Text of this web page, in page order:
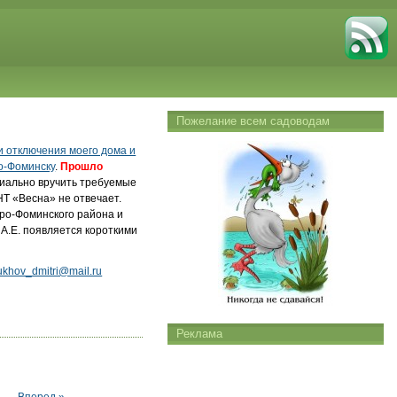
отключения моего дома и
Фоминску. Прошло
вручить требуемые
«Весна» не отвечает.
Фоминского района и
появляется короткими
Пожелание всем садоводам
Реклама